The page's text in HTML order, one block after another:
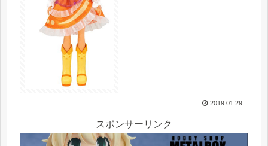
2019.01.29
スポンサーリンク